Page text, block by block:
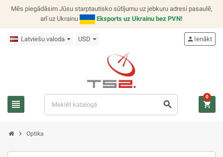
Mēs piegādāsim Jūsu starptautisko sūtījumu uz jebkuru adresi pasaulē,
arī uz Ukrainu
Eksports uz Ukrainu bez PVN!
Latviešu valoda USD
view_headline search
person Ienākt
shopping_cart
0
chevron_right Optika